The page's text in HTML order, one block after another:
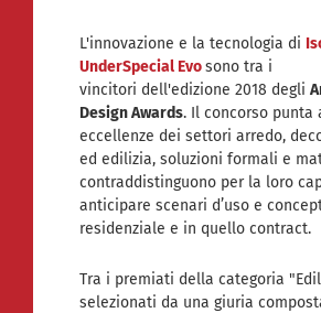
L'innovazione e la tecnologia di
UnderSpecial Evosono tra i
vincitori dell'edizione 2018 degli
Design Awards. Il concorso punta
eccellenze dei settori arredo,
ed edilizia, soluzioni formali e
contraddistinguono per la loro
anticipare scenari d’uso e
residenziale e in quello contract.
Tra i premiati della categoria
selezionati da una giuria